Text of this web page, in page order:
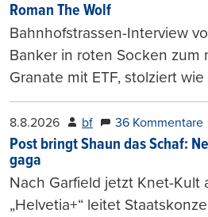
Roman The Wolf
Bahnhofstrassen-Interview
Banker in roten Socken zum
Granate mit ETF, stolziert
8.8.2026 bf 36 Kommentare
Post bringt Shaun das Schaf:
gaga
Nach Garfield jetzt Knet-Kult
„Helvetia+“ leitet